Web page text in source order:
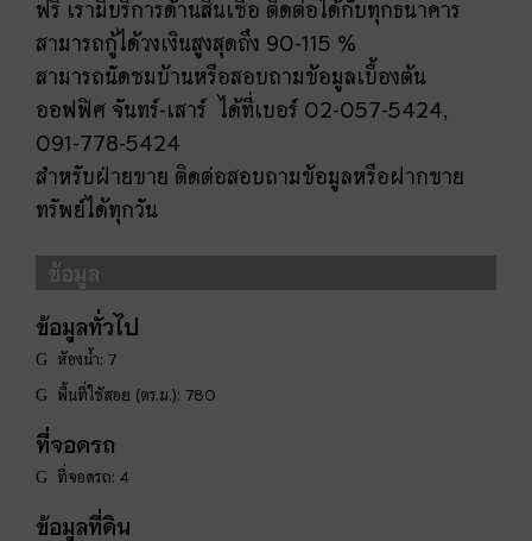
ฟรี เรามีบริการด้านสินเชื่อ ติดต่อได้กับทุกธนาคาร
สามารถกู้ได้วงเงินสูงสุดถึง 90-115 %
สามารถนัดชมบ้านหรือสอบถามข้อมูลเบื้องต้น
ออฟฟิศ จันทร์-เสาร์ ได้ที่เบอร์ 02-057-5424,
091-778-5424
สำหรับฝ่ายขาย ติดต่อสอบถามข้อมูลหรือฝากขาย
ทรัพย์ได้ทุกวัน
ข้อมูล
ข้อมูลทั่วไป
ห้องน้ำ: 7
พื้นที่ใช้สอย (ตร.ม.): 780
ที่จอดรถ
ที่จอดรถ: 4
ข้อมูลที่ดิน